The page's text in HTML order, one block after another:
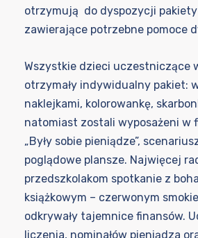
otrzymują do dyspozycji
zawierające potrzebne pomoce
Wszystkie dzieci uczestniczące
otrzymały indywidualny pakiet:
naklejkami, kolorowankę,
natomiast zostali wyposażeni w
„Były sobie pieniądze”,
poglądowe plansze. Najwięcej
przedszkolakom spotkanie z
książkowym – czerwonym
odkrywały tajemnice finansów.
liczenia, nominałów pieniądza